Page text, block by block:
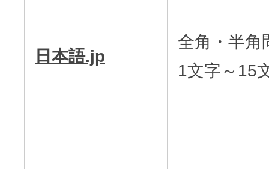
日本語.jp
全角・半角
1文字～15